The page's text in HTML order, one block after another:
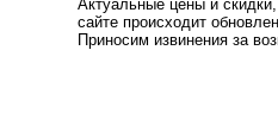
Актуальные цены и
сайте происходит
Приносим извинения за